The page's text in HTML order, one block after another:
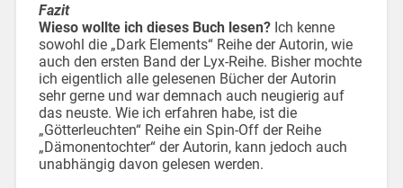
Fazit
Wieso wollte ich dieses Buch lesen? Ich kenne
sowohl die „Dark Elements“ Reihe der Autorin, wie
auch den ersten Band der Lyx-Reihe. Bisher mochte
ich eigentlich alle gelesenen Bücher der Autorin
sehr gerne und war demnach auch neugierig auf
das neuste. Wie ich erfahren habe, ist die
„Götterleuchten“ Reihe ein Spin-Off der Reihe
„Dämonentochter“ der Autorin, kann jedoch auch
unabhängig davon gelesen werden.